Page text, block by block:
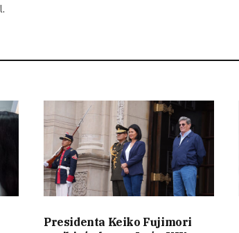
Presidenta Keiko Fujimori